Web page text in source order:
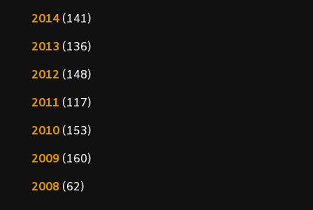
2014(141)
2013(136)
2012 (148)
2011 (117)
2010(153)
2009(160)
2008(62)